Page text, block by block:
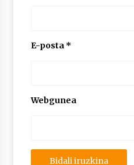
E-posta *
Webgunea